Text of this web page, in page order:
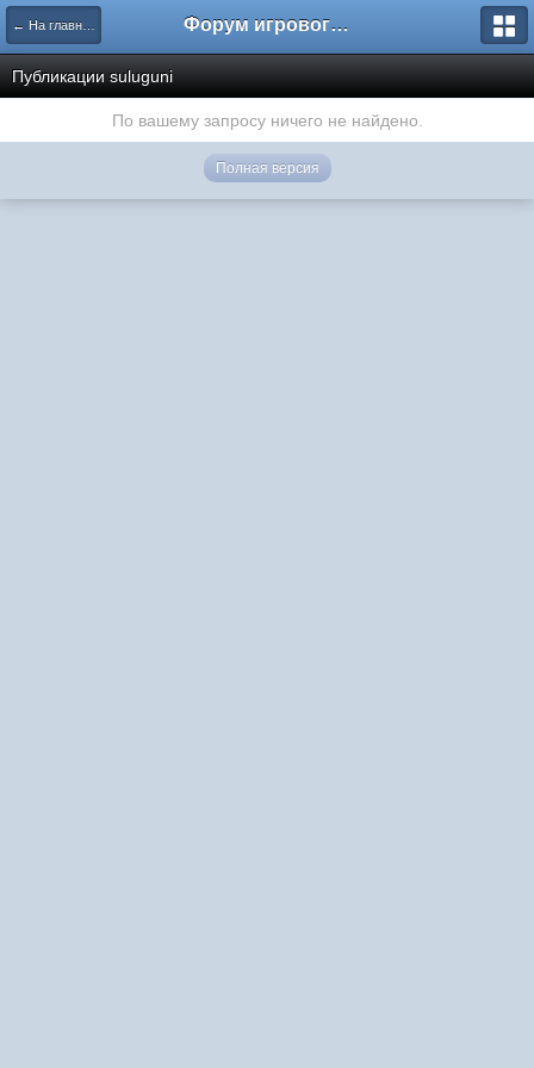
← На главную Форум игрового проекта Riverrise
Публикации suluguni
По вашему запросу ничего не найдено.
Полная версия